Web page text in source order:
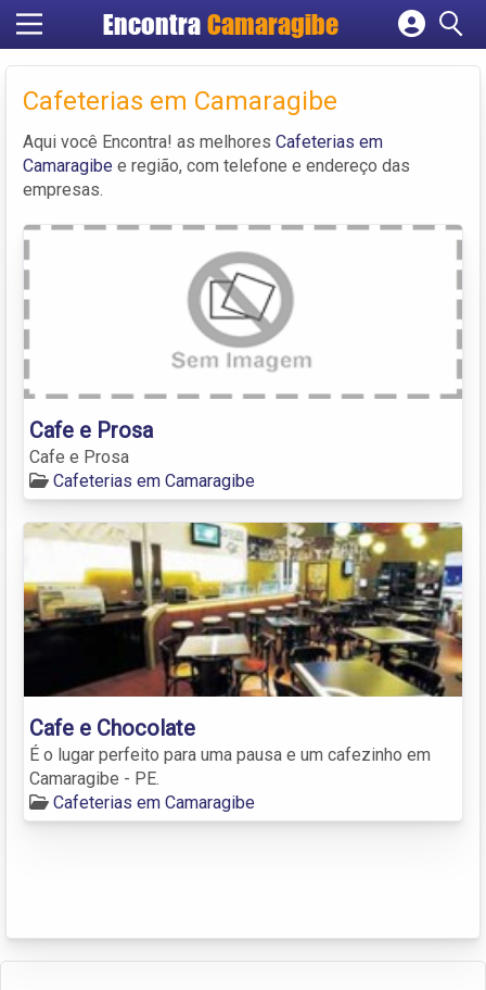
Encontra Camaragibe
Cadastrar empresa
Criar conta
Cafeterias em Camaragibe
Aqui você Encontra! as melhores Cafeterias em
Camaragibe e região, com telefone e endereço das
empresas.
Cafe e Prosa
Cafe e Prosa
Cafeterias em Camaragibe
Cafe e Chocolate
É o lugar perfeito para uma pausa e um cafezinho em
Camaragibe - PE.
Cafeterias em Camaragibe